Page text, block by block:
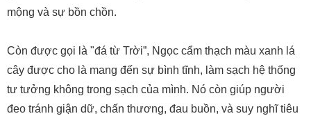
mộng và sự bồn chồn.
Còn được gọi là "đá từ Trời”, Ngọc cẩm thạch màu xanh lá
cây được cho là mang đến sự bình tĩnh, làm sạch hệ thống
tư tưởng không trong sạch của mình. Nó còn giúp người
đeo tránh giận dữ, chấn thương, đau buồn, và suy nghĩ tiêu